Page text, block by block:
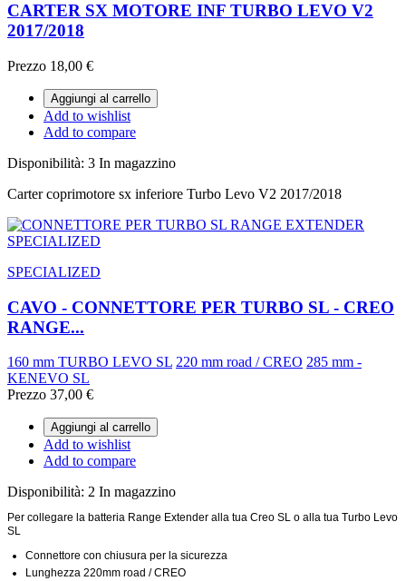
CARTER SX MOTORE INF TURBO LEVO V2
2017/2018
Prezzo 18,00 €
Aggiungi al carrello
Add to wishlist
Add to compare
Disponibilità: 3 In magazzino
Carter coprimotore sx inferiore Turbo Levo V2 2017/2018
SPECIALIZED
CAVO - CONNETTORE PER TURBO SL - CREO
RANGE...
160 mm TURBO LEVO SL 220 mm road / CREO 285 mm -
KENEVO SL
Prezzo 37,00 €
Aggiungi al carrello
Add to wishlist
Add to compare
Disponibilità: 2 In magazzino
Per collegare la batteria Range Extender alla tua Creo SL o alla tua Turbo Levo
SL
Connettore con chiusura per la sicurezza
Lunghezza 220mm road / CREO